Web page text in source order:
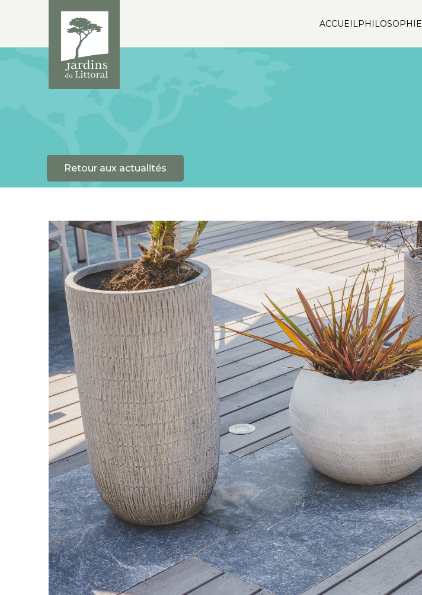
ACCUEILPHILOSOPHIE
Retour aux actualités